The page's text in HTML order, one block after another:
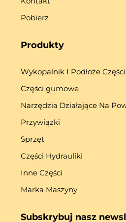
Pobierz
Produkty
Wykopalnik I Podłoże Części
Części gumowe
Narzędzia Działające Na
Przywiązki
Sprzęt
Części Hydrauliki
Inne Części
Marka Maszyny
Subskrybuj nasz